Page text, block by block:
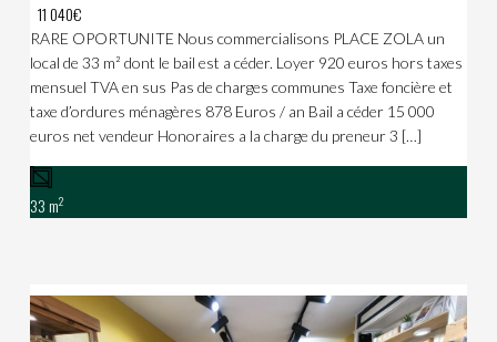
11 040€
RARE OPORTUNITE Nous commercialisons PLACE ZOLA un
local de 33 m² dont le bail est a céder. Loyer 920 euros hors taxes
mensuel TVA en sus Pas de charges communes Taxe foncière et
taxe d’ordures ménagères 878 Euros / an Bail a céder 15 000
euros net vendeur Honoraires a la charge du preneur 3 […]
33 m2